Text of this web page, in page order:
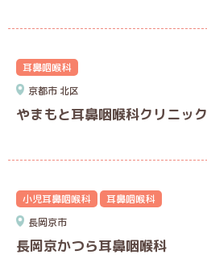
耳鼻咽喉科
京都市 北区
やまもと耳鼻咽喉科クリニック
小児耳鼻咽喉科
耳鼻咽喉科
長岡京市
長岡京かつら耳鼻咽喉科